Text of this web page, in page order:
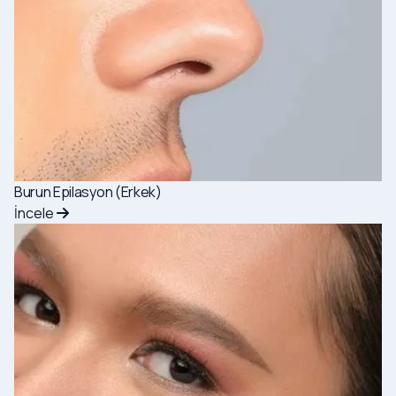
Burun Epilasyon (Erkek)
İncele